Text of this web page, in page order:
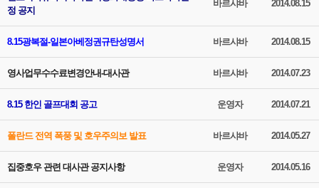
정 공지
바르샤바 2014.08.15
8.15광복절-일본아베정권규탄성명서 바르샤바 2014.08.15
영사업무수수료변경안내-대사관 바르샤바 2014.07.23
8.15 한인 골프대회 공고 운영자 2014.07.21
폴란드 전역 폭풍 및 호우주의보 발표 바르샤바 2014.05.27
집중호우 관련 대사관 공지사항 운영자 2014.05.16